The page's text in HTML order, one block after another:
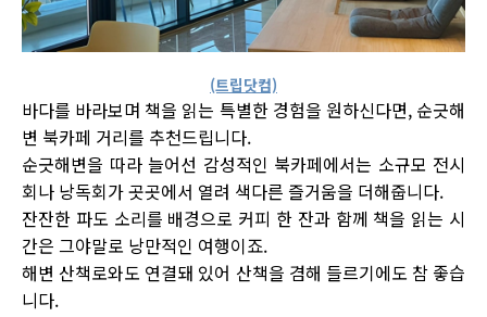
(트립닷컴)
바다를 바라보며 책을 읽는 특별한 경험을 원하신다면, 순긋해
변 북카페 거리를 추천드립니다.
순긋해변을 따라 늘어선 감성적인 북카페에서는 소규모 전시
회나 낭독회가 곳곳에서 열려 색다른 즐거움을 더해줍니다.
잔잔한 파도 소리를 배경으로 커피 한 잔과 함께 책을 읽는 시
간은 그야말로 낭만적인 여행이죠.
해변 산책로와도 연결돼 있어 산책을 겸해 들르기에도 참 좋습
니다.